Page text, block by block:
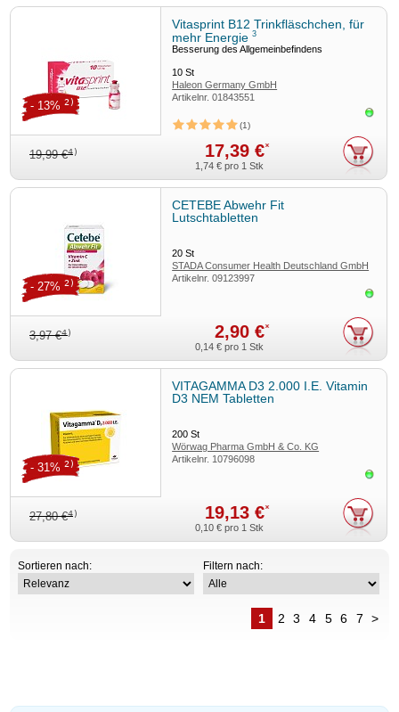
Vitasprint B12 Trinkfläschchen, für
mehr Energie3
Besserung des Allgemeinbefindens
10St
Haleon Germany GmbH
Artikelnr.01843551
1
19,99 €4) 17,39 €*
- 13% 2)
1,74 € pro 1 Stk
CETEBE Abwehr Fit
Lutschtabletten
20St
STADA Consumer Health Deutschland GmbH
Artikelnr.09123997
3,97 €4) 2,90 €*
- 27% 2)
0,14 € pro 1 Stk
VITAGAMMA D3 2.000 I.E. Vitamin
D3 NEM Tabletten
200St
Wörwag Pharma GmbH & Co. KG
Artikelnr. 10796098
27,80 €4) 19,13 €*
- 31% 2)
0,10 € pro 1 Stk
Sortieren nach: Filtern nach:
1 2 3 4 5 6 7 >